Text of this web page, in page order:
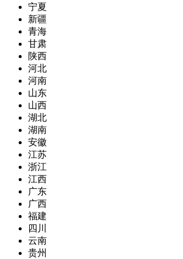
宁夏
新疆
青海
甘肃
陕西
河北
河南
山东
山西
湖北
湖南
安徽
江苏
浙江
江西
广东
广西
福建
四川
云南
贵州